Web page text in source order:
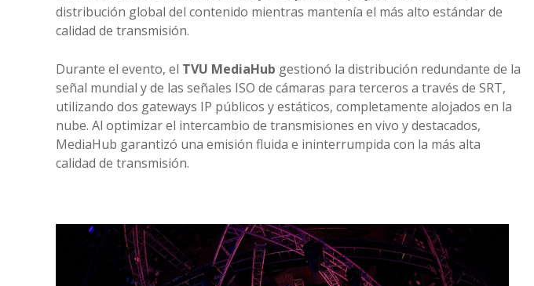
distribución global del contenido mientras mantenía el más alto estándar de
calidad de transmisión.
Durante el evento, el TVU MediaHub gestionó la distribución redundante de la
señal mundial y de las señales ISO de cámaras para terceros a través de SRT,
utilizando dos gateways IP públicos y estáticos, completamente alojados en la
nube. Al optimizar el intercambio de transmisiones en vivo y destacados,
MediaHub garantizó una emisión fluida e ininterrumpida con la más alta
calidad de transmisión.